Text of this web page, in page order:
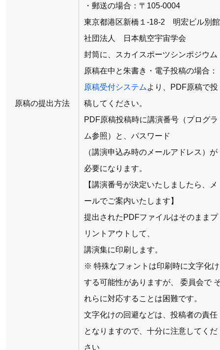
原稿の提出方法
・郵送の場合：〒105-0004
東京都港区新橋１-18-2 明宏ビル別館
社団法人 日本航空宇宙学会
封筒に、スカイスポーツシンポジウム
原稿在中と朱書き・電子投稿の場合：
原稿受付システム より、PDF原稿で投
稿してください。
PDF原稿投稿時に講演番号（プログラ
ム参照）と、パスワード
（講演申込み時のメールアドレス）が
必要になります。
【講演番号が決定いたしましたら、メ
ールでご案内いたします】
提出されたPDFファイルはそのままプ
リントアウトして、
講演集に印刷します。
※ 特殊なフォントは印刷時に文字化け
する可能性がありますが、 委員会で
れらに対応することは困難です。
文字化けの回避などは、投稿者の責任
となりますので、十分に注意してくだ
さい